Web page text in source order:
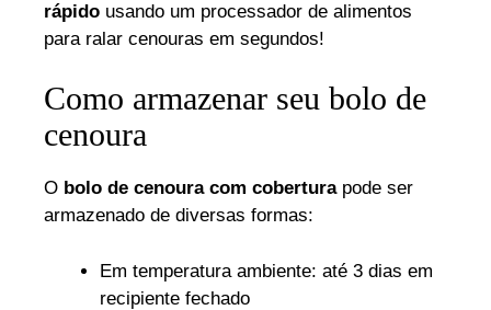
rápido usando um processador de alimentos
para ralar cenouras em segundos!
Como armazenar seu bolo de
cenoura
O bolo de cenoura com coberturapode ser
armazenado de diversas formas:
Em temperatura ambiente: até 3 dias em
recipiente fechado